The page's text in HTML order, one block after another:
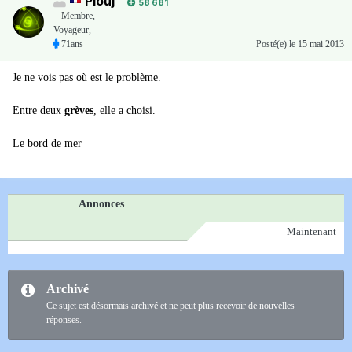
58 681
Membre,
Voyageur,
71ans
Posté(e) le 15 mai 2013
Je ne vois pas où est le problème.
Entre deux grèves, elle a choisi.
Le bord de mer
Annonces
Maintenant
Archivé
Ce sujet est désormais archivé et ne peut plus recevoir de nouvelles
réponses.